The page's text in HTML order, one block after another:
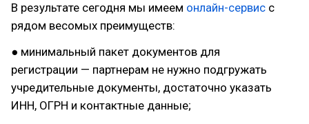
В результате сегодня мы имеем онлайн-сервис с
рядом весомых преимуществ:
● минимальный пакет документов для
регистрации — партнерам не нужно подгружать
учредительные документы, достаточно указать
ИНН, ОГРН и контактные данные;